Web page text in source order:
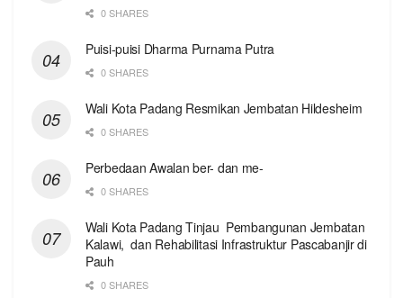
0 SHARES
Puisi-puisi Dharma Purnama Putra
0 SHARES
Wali Kota Padang Resmikan Jembatan Hildesheim
0 SHARES
Perbedaan Awalan ber- dan me-
0 SHARES
Wali Kota Padang Tinjau Pembangunan Jembatan
Kalawi, dan Rehabilitasi Infrastruktur Pascabanjir di
Pauh
0 SHARES